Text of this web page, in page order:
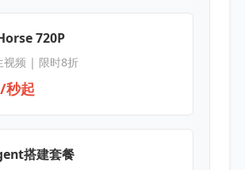
720P
视频 | 限时8折
秒起
搭建套餐